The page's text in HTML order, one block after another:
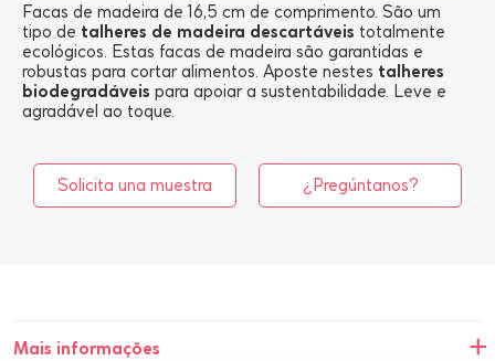
Facas de madeira de 16,5 cm de comprimento. São um
tipo de talheres de madeira descartáveis totalmente
ecológicos. Estas facas de madeira são garantidas e
robustas para cortar alimentos. Aposte nestes talheres
biodegradáveis para apoiar a sustentabilidade. Leve e
agradável ao toque.
Solicita una muestra ¿Pregúntanos?
Mais informações